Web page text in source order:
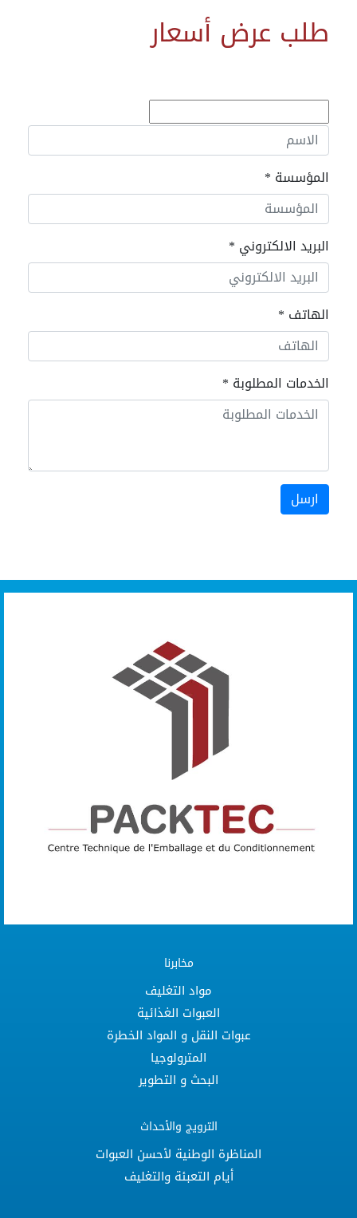
طلب عرض أسعار
الاسم*
المؤسسة*
البريد الالكتروني*
الهاتف*
الخدمات المطلوبة*
ارسل
مخابرنا
مواد التغليف
العبوات الغذائية
عبوات النقل و المواد الخطرة
المترولوجيا
البحث و التطوير
الترويج والأحداث
المناظرة الوطنية لأحسن العبوات
أيام التعبئة والتغليف